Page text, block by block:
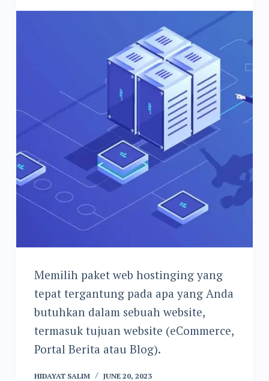
Memilih paket web hostinging yang
tepat tergantung pada apa yang Anda
butuhkan dalam sebuah website,
termasuk tujuan website (eCommerce,
Portal Berita atau Blog).
HIDAYAT SALIM JUNE 20, 2023